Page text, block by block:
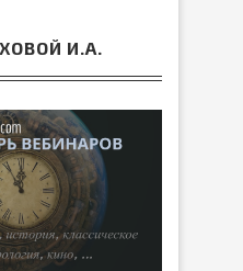
И.А.